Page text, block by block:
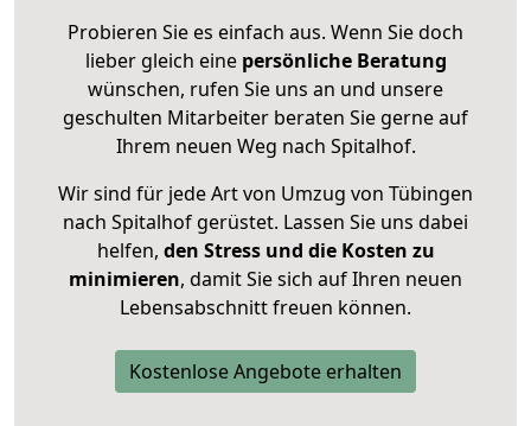
Probieren Sie es einfach aus. Wenn Sie doch
lieber gleich eine persönliche Beratung
wünschen, rufen Sie uns an und unsere
geschulten Mitarbeiter beraten Sie gerne auf
Ihrem neuen Weg nach Spitalhof.
Wir sind für jede Art von Umzug von Tübingen
nach Spitalhof gerüstet. Lassen Sie uns dabei
helfen, den Stress und die Kosten zu
minimieren, damit Sie sich auf Ihren neuen
Lebensabschnitt freuen können.
Kostenlose Angebote erhalten